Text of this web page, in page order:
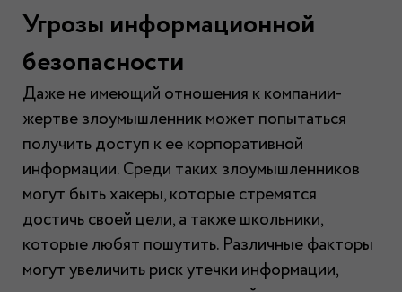
Угрозы информационной
безопасности
Даже не имеющий отношения к компании-
жертве злоумышленник может попытаться
получить доступ к ее корпоративной
информации. Среди таких злоумышленников
могут быть хакеры, которые стремятся
достичь своей цели, а также школьники,
которые любят пошутить. Различные факторы
могут увеличить риск утечки информации,